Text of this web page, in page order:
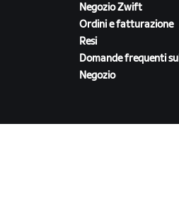
Negozio Zwift
Ordini e fatturazione
Resi
Domande frequenti sul
Negozio